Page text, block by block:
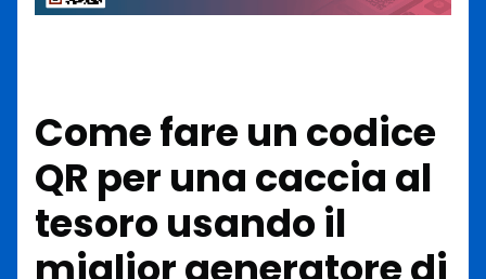
Come fare un codice
QR per una caccia al
tesorousando il